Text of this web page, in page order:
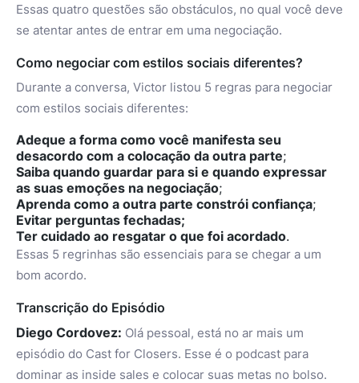
Essas quatro questões são obstáculos, no qual você deve
se atentar antes de entrar em uma negociação.
Como negociar com estilos sociais diferentes?
Durante a conversa, Victor listou 5 regras para negociar
com estilos sociais diferentes:
Adeque a forma como você manifesta seu
desacordo com a colocação da outra parte;
Saiba quando guardar para si e quando expressar
as suas emoções na negociação;
Aprenda como a outra parte constrói confiança;
Evitar perguntas fechadas;
Ter cuidado ao resgatar o que foi acordado.
Essas 5 regrinhas são essenciais para se chegar a um
bom acordo.
Transcrição do Episódio
Diego Cordovez: Olá pessoal, está no ar mais um
episódio do Cast for Closers. Esse é o podcast para
dominar as inside sales e colocar suas metas no bolso.